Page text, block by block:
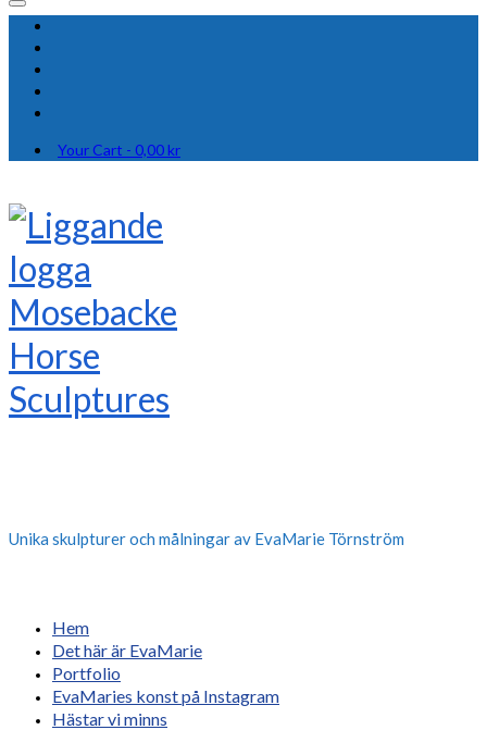
Your Cart - 0,00kr
Unika skulpturer och målningar av EvaMarie Törnström
Hem
Det här är EvaMarie
Portfolio
EvaMaries konst på Instagram
Hästar vi minns